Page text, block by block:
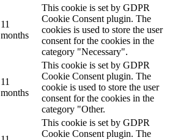
11
months
This cookie is set by GDPR
Cookie Consent plugin. The
cookies is used to store the user
consent for the cookies in the
category "Necessary".
11
months
This cookie is set by GDPR
Cookie Consent plugin. The
cookie is used to store the user
consent for the cookies in the
category "Other.
This cookie is set by GDPR
Cookie Consent plugin. The